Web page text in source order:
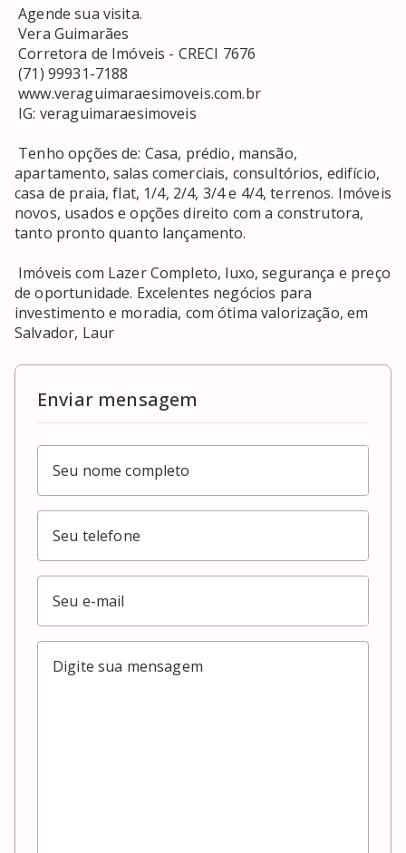
Agende sua visita.
Vera Guimarães
Corretora de Imóveis - CRECI 7676
(71) 99931-7188
www.veraguimaraesimoveis.com.br
apartamento, salas comerciais, consultórios, edifício,
casa de praia, flat, 1/4, 2/4, 3/4 e 4/4, terrenos. Imóveis
novos, usados e opções direito com a construtora,
tanto pronto quanto lançamento.
de oportunidade. Excelentes negócios para
investimento e moradia, com ótima valorização, em
Salvador, Laur
Enviar mensagem